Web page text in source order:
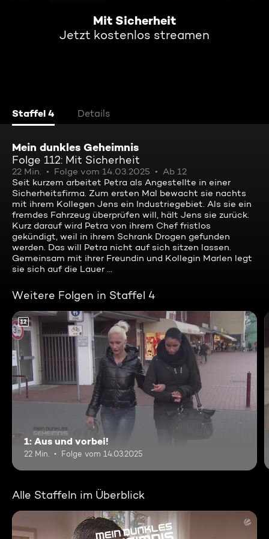
Mit Sicherheit
Jetzt kostenlos streamen
Staffel 4 Details
Mein dunkles Geheimnis
Folge 112: Mit Sicherheit
22 Min. Folge vom 14.03.2025
Ab 12
Seit kurzem arbeitet Petra als Angestellte in einer
Sicherheitsfirma. Zum ersten Mal bewacht sie nachts
mit ihrem Kollegen Jens ein Industriegebiet. Als sie ein
fremdes Fahrzeug überprüfen will, hält Jens sie zurück.
Kurz darauf wird Petra von ihrem Chef fristlos
gekündigt, weil in ihrem Schrank Drogen gefunden
werden. Das will Petra nicht auf sich sitzen lassen.
Gemeinsam mit ihrer Freundin und Kollegin Marlen legt
sie sich auf die Lauer ...
Weitere Folgen in Staffel 4
12
1: Aus und vorbei!
22 Min. Folge vom 14.03.2025
Alle Staffeln im Überblick